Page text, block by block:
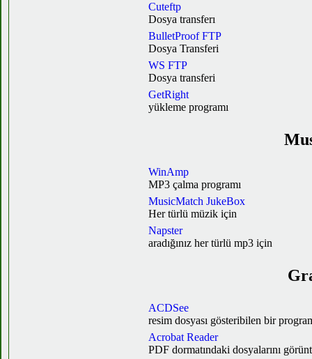
Cuteftp
Dosya transferı
BulletProof FTP
Dosya Transferi
WS FTP
Dosya transferi
GetRight
yükleme programı
WinAmp
MP3 çalma programı
MusicMatch JukeBox
Her türlü müzik için
Napster
aradığınız her türlü mp3 için
ACDSee
resim dosyası gösteribilen bir
Acrobat Reader
PDF dormatındaki dosyalarını